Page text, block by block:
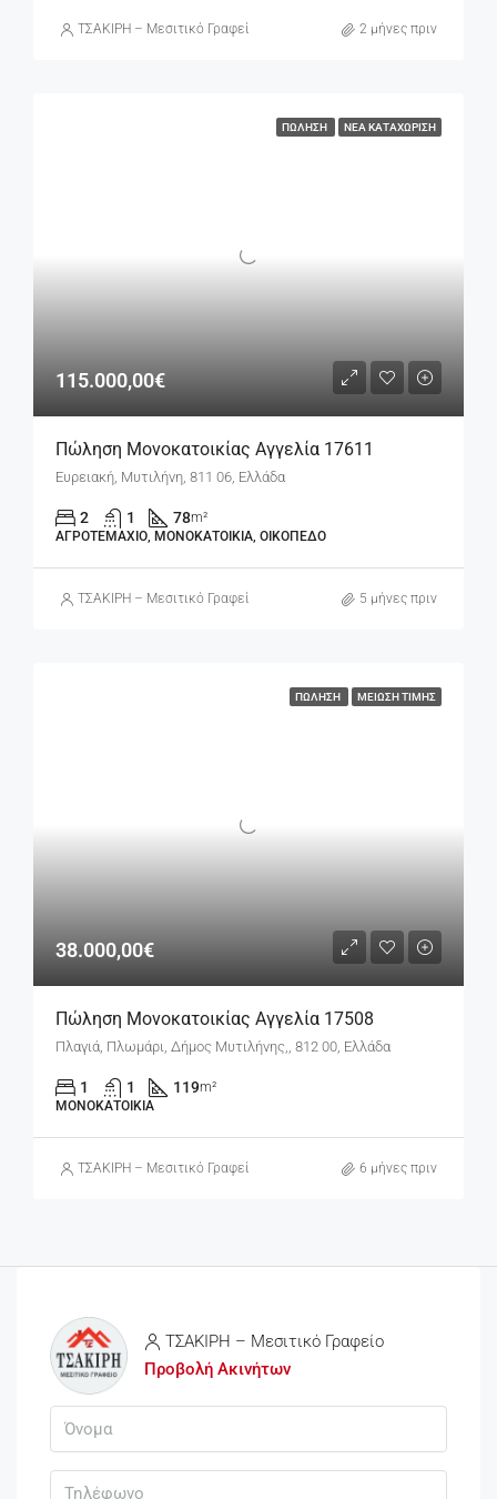
ΤΣΑΚΙΡΗ – Μεσιτικό Γραφείο 2 μήνες πριν
ΠΏΛΗΣΗ ΝΈΑ ΚΑΤΑΧΏΡΙΣΗ
115.000,00€
Πώληση Μονοκατοικίας Αγγελία 17611
Ευρειακή, Μυτιλήνη, 811 06, Ελλάδα
2 1 78m²
ΑΓΡΟΤΕΜΆΧΙΟ, ΜΟΝΟΚΑΤΟΙΚΊΑ, ΟΙΚΌΠΕΔΟ
ΤΣΑΚΙΡΗ – Μεσιτικό Γραφείο 5 μήνες πριν
ΠΏΛΗΣΗ ΜΕΊΩΣΗ ΤΙΜΉΣ
38.000,00€
Πώληση Μονοκατοικίας Αγγελία 17508
Πλαγιά, Πλωμάρι, Δήμος Μυτιλήνης,, 812 00, Ελλάδα
1 1 119m²
ΜΟΝΟΚΑΤΟΙΚΊΑ
ΤΣΑΚΙΡΗ – Μεσιτικό Γραφείο 6 μήνες πριν
ΤΣΑΚΙΡΗ – Μεσιτικό Γραφείο
Προβολή Ακινήτων